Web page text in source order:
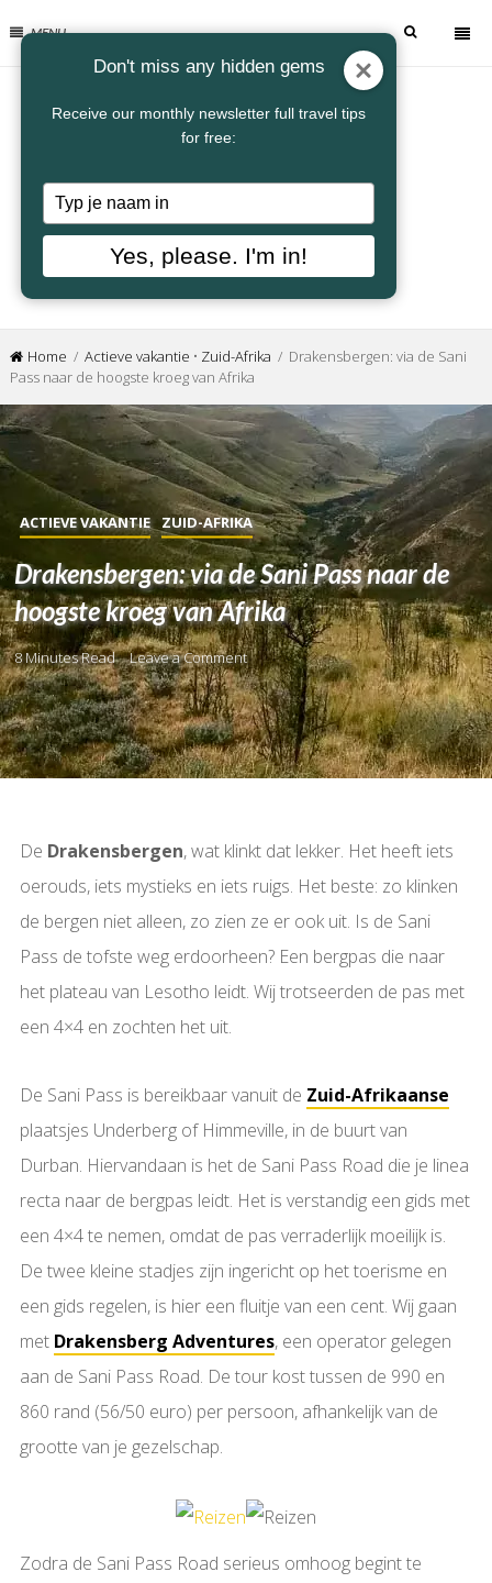
MENU
Home / Actieve vakantie • Zuid-Afrika / Drakensbergen: via de Sani
Pass naar de hoogste kroeg van Afrika
ACTIEVE VAKANTIE ZUID-AFRIKA
Drakensbergen: via de Sani Pass naar de
hoogste kroeg van Afrika
8 Minutes Read Leave a Comment
De Drakensbergen, wat klinkt dat lekker. Het heeft iets
oerouds, iets mystieks en iets ruigs. Het beste: zo klinken
de bergen niet alleen, zo zien ze er ook uit. Is de Sani
Pass de tofste weg erdoorheen? Een bergpas die naar
het plateau van Lesotho leidt. Wij trotseerden de pas met
een 4×4 en zochten het uit.
De Sani Pass is bereikbaar vanuit de Zuid-Afrikaanse
plaatsjes Underberg of Himmeville, in de buurt van
Durban. Hiervandaan is het de Sani Pass Road die je linea
recta naar de bergpas leidt. Het is verstandig een gids met
een 4×4 te nemen, omdat de pas verraderlijk moeilijk is.
De twee kleine stadjes zijn ingericht op het toerisme en
een gids regelen, is hier een fluitje van een cent. Wij gaan
met Drakensberg Adventures, een operator gelegen
aan de Sani Pass Road. De tour kost tussen de 990 en
860 rand (56/50 euro) per persoon, afhankelijk van de
grootte van je gezelschap.
Zodra de Sani Pass Road serieus omhoog begint te
Don't miss any hidden gems
Receive our monthly newsletter full travel tips
for free:
Typ
je
naam
Yes, please. I'm in!